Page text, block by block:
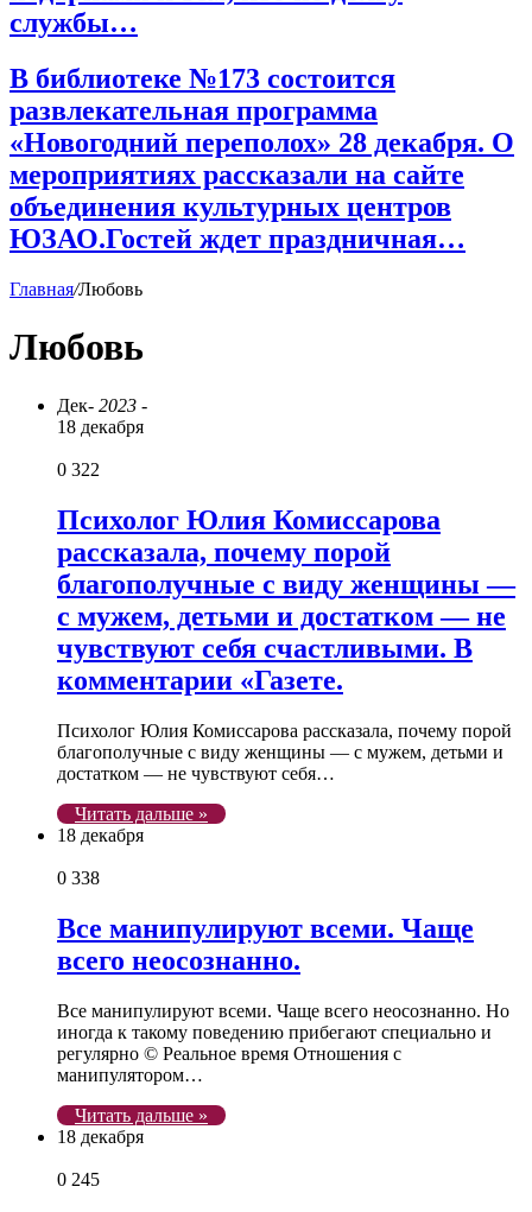
службы…
В библиотеке №173 состоится
развлекательная программа
«Новогодний переполох» 28 декабря. О
мероприятиях рассказали на сайте
объединения культурных центров
ЮЗАО.Гостей ждет праздничная…
Главная/Любовь
Любовь
Дек- 2023 -
18 декабря
0 322
Психолог Юлия Комиссарова
рассказала, почему порой
благополучные с виду женщины —
с мужем, детьми и достатком — не
чувствуют себя счастливыми. В
комментарии «Газете.
Психолог Юлия Комиссарова рассказала, почему порой
благополучные с виду женщины — с мужем, детьми и
достатком — не чувствуют себя…
Читать дальше »
18 декабря
0 338
Все манипулируют всеми. Чаще
всего неосознанно.
Все манипулируют всеми. Чаще всего неосознанно. Но
иногда к такому поведению прибегают специально и
регулярно © Реальное время Отношения с
манипулятором…
Читать дальше »
18 декабря
0 245